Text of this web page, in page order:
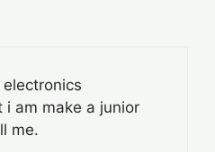
i am make a junior
me.